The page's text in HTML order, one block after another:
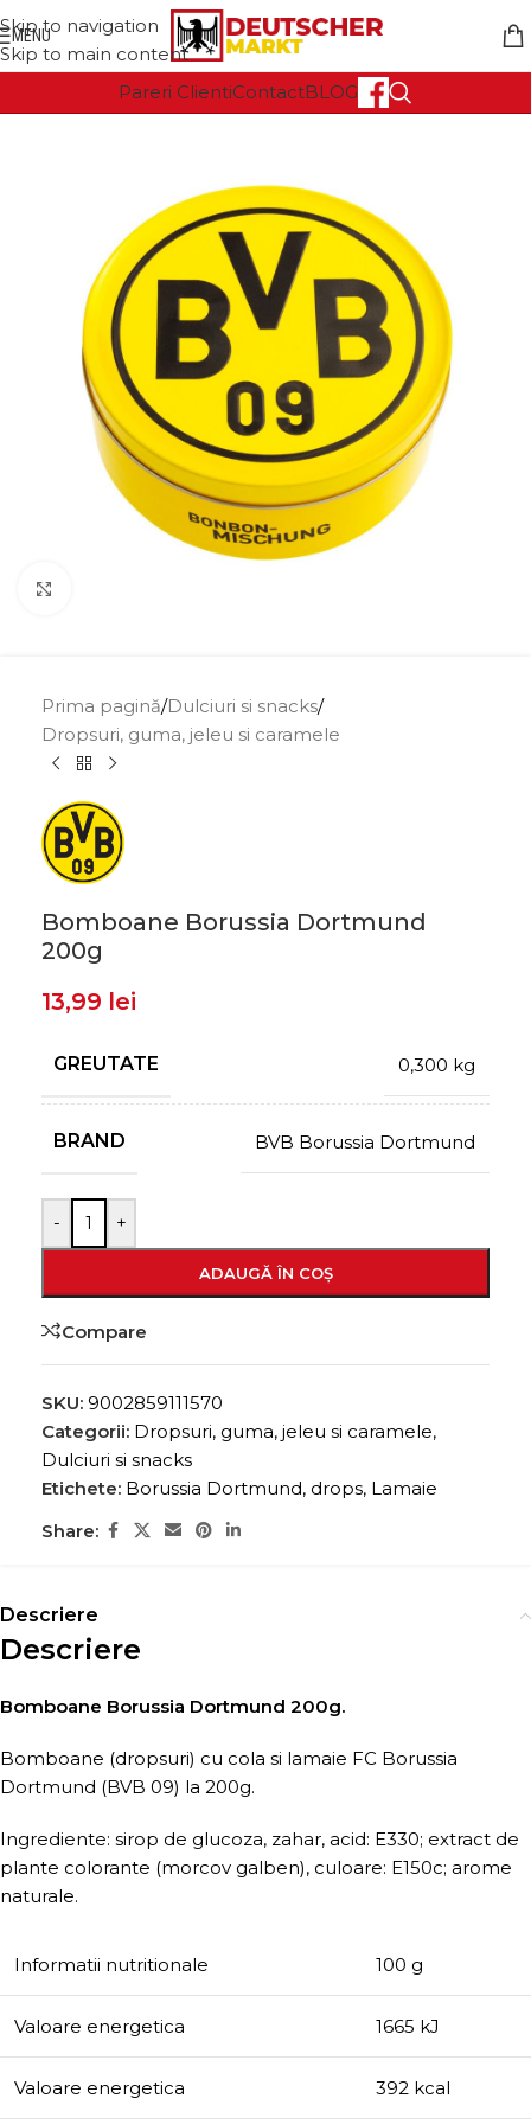
Skip to navigation
Skip to main content
MENU
Pareri ClientiContactBLOG
Prima pagină/Dulciuri si snacks/
Dropsuri, guma, jeleu si caramele
Bomboane Borussia Dortmund
200g
13,99 lei
GREUTATE 0,300 kg
BRAND BVB Borussia Dortmund
- +
ADAUGĂ ÎN COȘ
Compare
SKU: 9002859111570
Categorii: Dropsuri, guma, jeleu si caramele,
Dulciuri si snacks
Etichete: Borussia Dortmund, drops, Lamaie
Share:
Descriere
Descriere
Bomboane Borussia Dortmund 200g.
Bomboane (dropsuri) cu cola si lamaie FC Borussia
Dortmund (BVB 09) la 200g.
Ingrediente: sirop de glucoza, zahar, acid: E330; extract de
plante colorante (morcov galben), culoare: E150c; arome
naturale.
Informatii nutritionale 100 g
Valoare energetica 1665 kJ
Valoare energetica 392 kcal